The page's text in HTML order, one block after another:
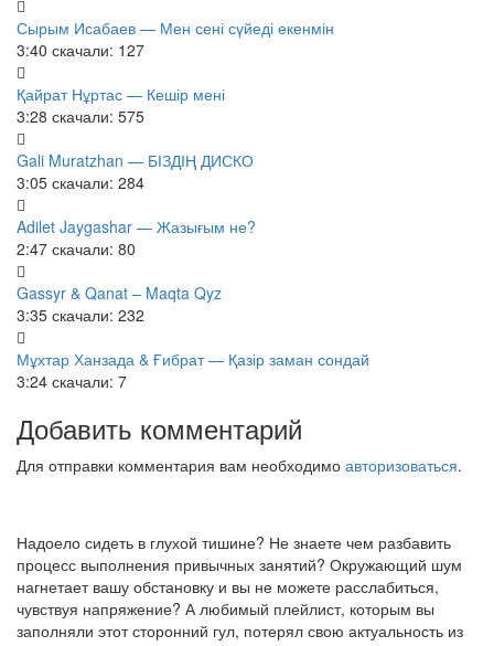
Сырым Исабаев — Мен сені сүйеді екенмін
3:40 скачали: 127
Қайрат Нұртас — Кешір мені
3:28 скачали: 575
Gali Muratzhan — БІЗДІҢ ДИСКО
3:05 скачали: 284
Adilet Jaygashar — Жазығым не?
2:47 скачали: 80
Gassyr & Qanat – Maqta Qyz
3:35 скачали: 232
Мұхтар Ханзада & Ғибрат — Қазір заман сондай
3:24 скачали: 7
Добавить комментарий
Для отправки комментария вам необходимо авторизоваться.
Надоело сидеть в глухой тишине? Не знаете чем разбавить
процесс выполнения привычных занятий? Окружающий шум
нагнетает вашу обстановку и вы не можете расслабиться,
чувствуя напряжение? А любимый плейлист, которым вы
заполняли этот сторонний гул, потерял свою актуальность из